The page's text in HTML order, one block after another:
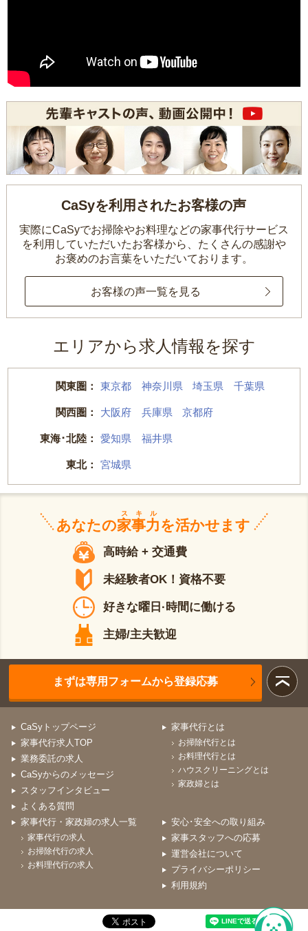
CaSyを利用されたお客様の声
実際にCaSyでお掃除やお料理などの家事代行サービス
を利用していただいたお客様から、 たくさんの感謝や
お褒めのお言葉をいただいております。
お客様の声一覧を見る
エリアから求人情報を探す
関東圏： 東京都 神奈川県 埼玉県 千葉県
関西圏： 大阪府 兵庫県 京都府
東海･北陸： 愛知県 福井県
東北： 宮城県
あなたの家事力
スキル
を活かせます
高時給 + 交通費
未経験者OK！資格不要
好きな曜日·時間に働ける
主婦/主夫歓迎
まずは専用フォームから登録応募
CaSyトップページ
家事代行求人TOP
業務委託の求人
CaSyからのメッセージ
スタッフインタビュー
よくある質問
家事代行とは
お掃除代行とは
お料理代行とは
ハウスクリーニングとは
家政婦とは
家事代行・家政婦の求人一覧
家事代行の求人
お掃除代行の求人
お料理代行の求人
安心･安全への取り組み
家事スタッフへの応募
運営会社について
プライバシーポリシー
利用規約